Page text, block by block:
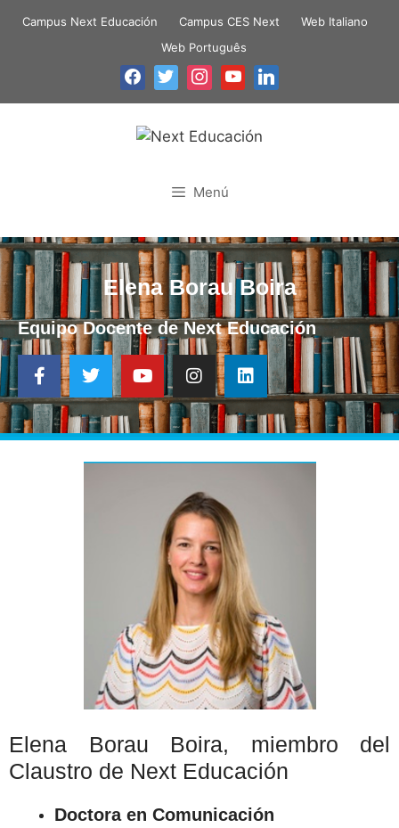
Campus Next Educación Campus CES Next
Web Italiano
Web Português
Menú
Elena Borau Boira
Equipo Docente de Next Educación
Elena Borau Boira, miembro del
Claustro de Next Educación
Doctora en Comunicación